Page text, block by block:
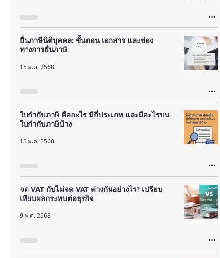
ยื่นภาษีนิติบุคคล: ขั้นตอน เอกสาร และช่อง
ทางการยื่นภาษี
15 พ.ค. 2568
ใบกำกับภาษี คืออะไร มีกี่ประเภท และมีอะไรบน
ใบกำกับภาษีบ้าง
13 พ.ค. 2568
จด VAT กับไม่จด VAT ต่างกันอย่างไร? เปรียบ
เทียบผลกระทบต่อธุรกิจ
9 พ.ค. 2568